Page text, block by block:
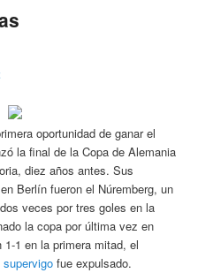
oportunidad de ganar el
la final de la Copa de Alemania
diez años antes. Sus
Berlín fueron el Núremberg, un
veces por tres goles en la
la copa por última vez en
1 en la primera mitad, el
supervigo fue expulsado.